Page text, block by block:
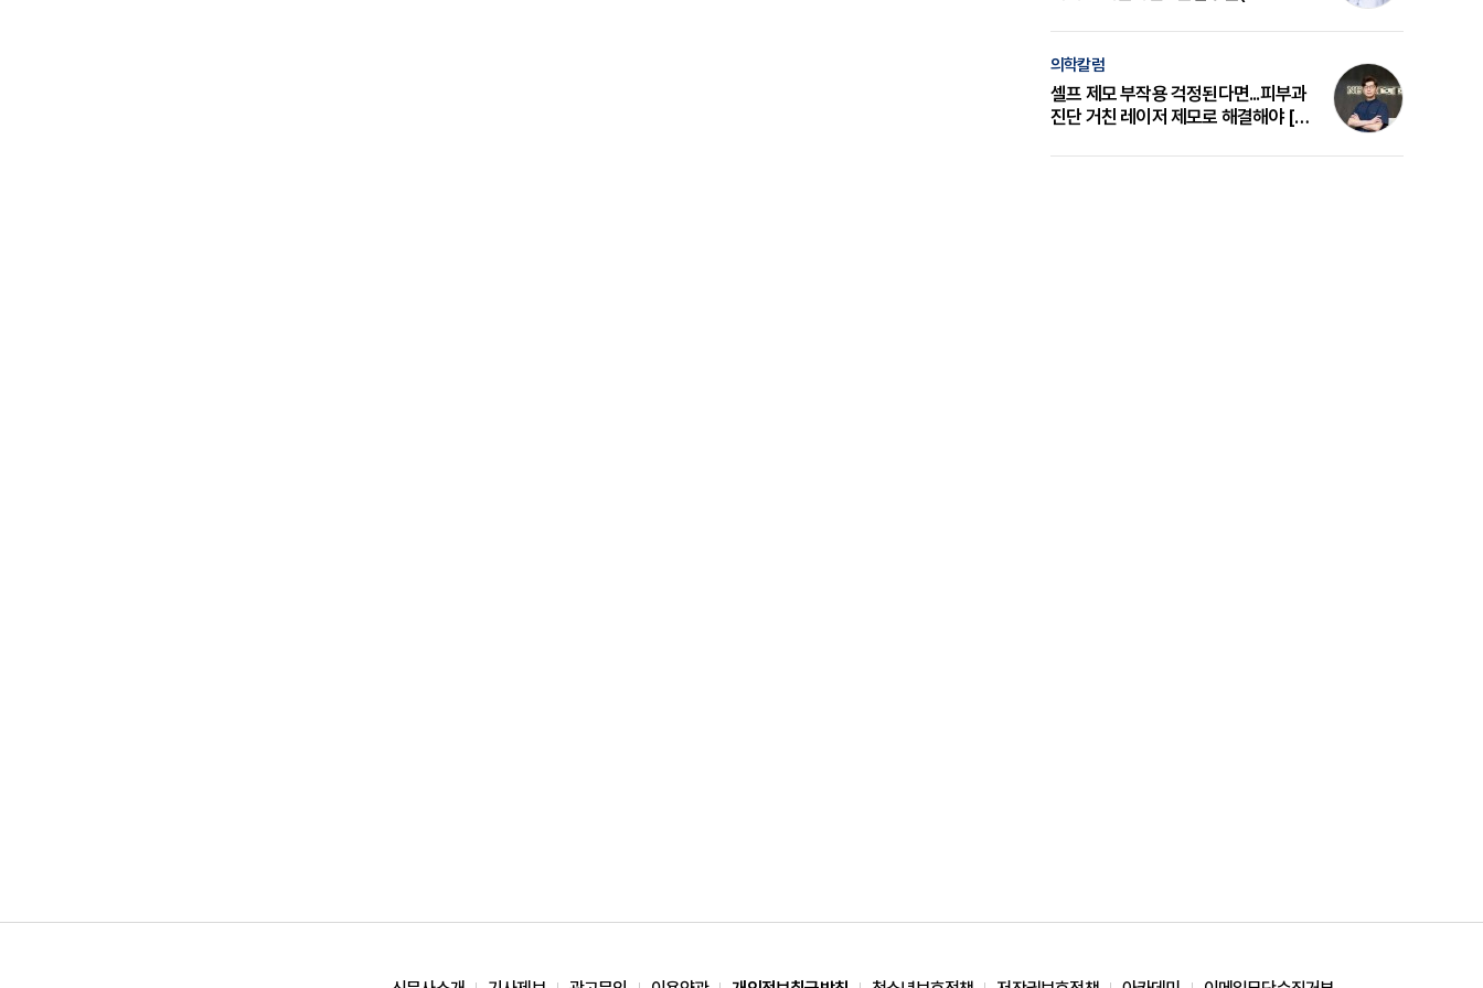
의학칼럼
셀프 제모 부작용 걱정된다면...피부과
진단 거친 레이저 제모로 해결해야 [변